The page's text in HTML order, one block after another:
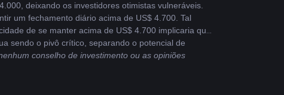
deixando os investidores otimistas vulneráveis.
um fechamento diário acima de US$ 4.700. Tal
de se manter acima de US$ 4.700 implicaria que
sendo o pivô crítico, separando o potencial de
conselho de investimento ou as opiniões